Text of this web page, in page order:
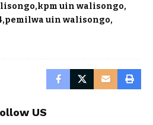
kpm uin walisongo
pemilwa uin walisongo
US